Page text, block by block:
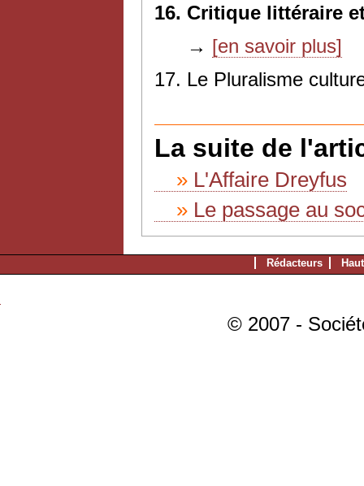
16. Critique littéraire
→ [en savoir plus]
17. Le Pluralisme
La suite de
L'Affaire Dreyfus
Le passage au
Rédacteurs
© 2007 -